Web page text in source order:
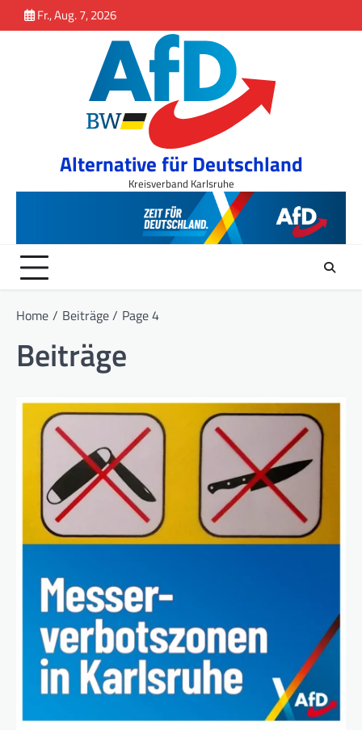
springen
to
Fr., Aug. 7, 2026
Alternative für Deutschland
Kreisverband Karlsruhe
Home Beiträge Page 4
Beiträge